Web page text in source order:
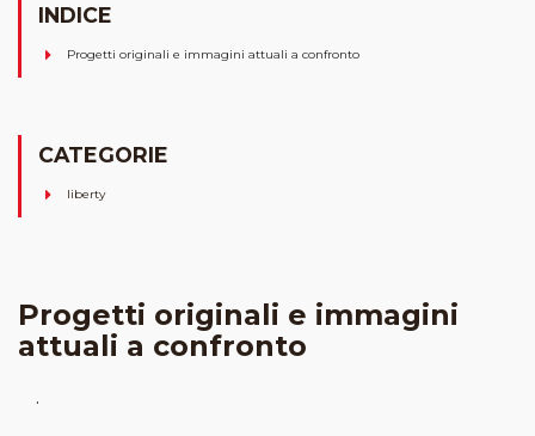
INDICE
Progetti originali e immagini attuali a confronto
CATEGORIE
liberty
Progetti originali e immagini
attuali a confronto
.